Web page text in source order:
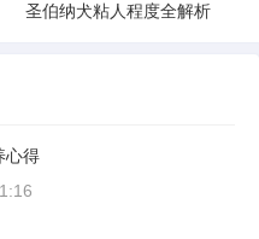
圣伯纳犬粘人程度全解析
心得